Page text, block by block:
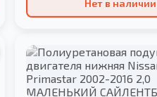
Нет в наличии